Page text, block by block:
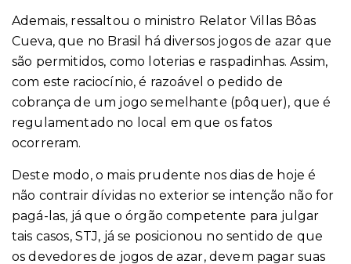
Ademais, ressaltou o ministro Relator Villas Bôas
Cueva, que no Brasil há diversos jogos de azar que
são permitidos, como loterias e raspadinhas. Assim,
com este raciocínio, é razoável o pedido de
cobrança de um jogo semelhante (pôquer), que é
regulamentado no local em que os fatos
ocorreram.
Deste modo, o mais prudente nos dias de hoje é
não contrair dívidas no exterior se intenção não for
pagá-las, já que o órgão competente para julgar
tais casos, STJ, já se posicionou no sentido de que
os devedores de jogos de azar, devem pagar suas